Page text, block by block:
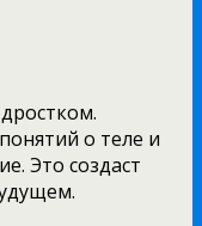
о теле и
Это создаст